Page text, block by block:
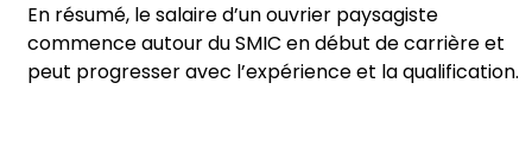
En résumé, le salaire d’un ouvrier paysagiste
commence autour du SMIC en début de carrière et
peut progresser avec l’expérience et la qualification.